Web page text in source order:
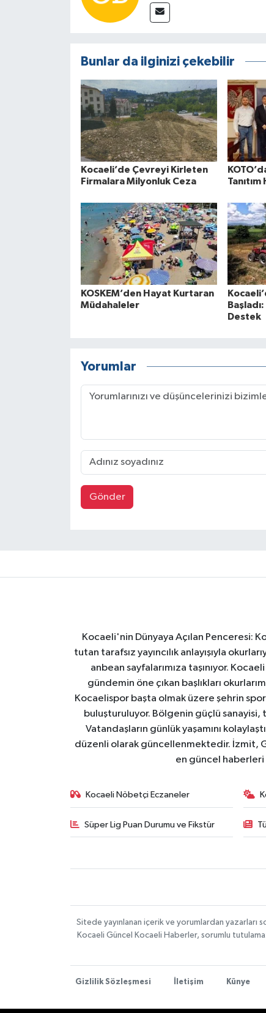
Bunlar da ilginizi çekebilir
Kocaeli’de Çevreyi Kirleten
Firmalara Milyonluk Ceza
KOSKEM’den Hayat Kurtaran
Müdahaleler
Destek
Yorumlar
Gönder
Kocaeli'nin Dünyaya Açılan Penceresi:
tutan tarafsız yayıncılık anlayışıyla
anbean sayfalarımıza taşınıyor.
gündemin öne çıkan başlıkları
Kocaelispor başta olmak üzere şehrin
buluşturuluyor. Bölgenin güçlü sanayisi,
Vatandaşların günlük yaşamını
düzenli olarak güncellenmektedir. İzmit,
en güncel haberleri
Kocaeli Nöbetçi Eczaneler
Süper Lig Puan Durumu ve Fikstür
Sitede yayınlanan içerik ve yorumlardan
Kocaeli Güncel Kocaeli Haberler, sorumlu
Gizlilik Sözleşmesi İletişim Künye